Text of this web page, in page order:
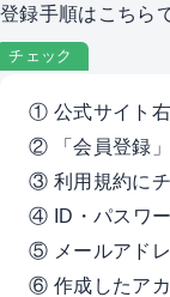
登録手順はこちら
チェック
① 公式サイト
② 「会員登録
③ 利用規約に
④ ID・パスワ
⑤ メールアド
⑥ 作成したア